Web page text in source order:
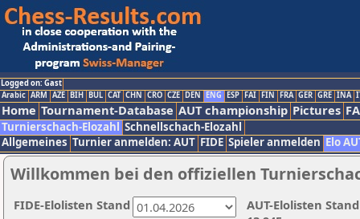
Logged on: Gast
Arabic ARM AZE BIH BUL CAT CHN CRO CZE DEN ENG ESP FAI FIN FRA GER GRE INA
Home Tournament-Database AUT championship Pictures
Turnierschach-Elozahl Schnellschach-Elozahl
Allgemeines Turnier anmelden: AUT FIDE Spieler anmelden Elo
Willkommen bei den offiziellen
AUT-Elolisten
FIDE-Elolisten Stand